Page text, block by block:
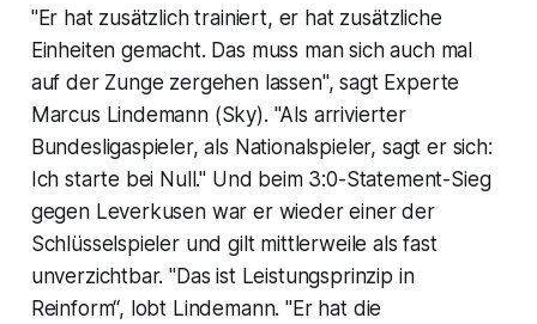
"Er hat zusätzlich trainiert, er hat zusätzliche
Einheiten gemacht. Das muss man sich auch mal
auf der Zunge zergehen lassen", sagt Experte
Marcus Lindemann (Sky). "Als arrivierter
Bundesligaspieler, als Nationalspieler, sagt er sich:
Ich starte bei Null." Und beim 3:0-Statement-Sieg
gegen Leverkusen war er wieder einer der
Schlüsselspieler und gilt mittlerweile als fast
unverzichtbar. "Das ist Leistungsprinzip in
Reinform“, lobt Lindemann. "Er hat die